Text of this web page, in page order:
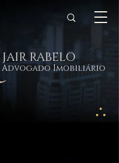
JAIR RABELO
Advogado Imobiliário